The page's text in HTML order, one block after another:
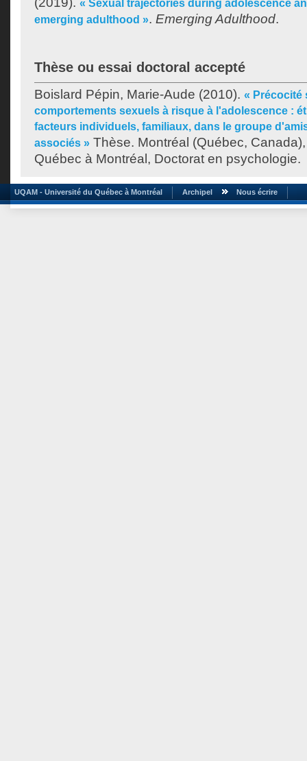
« Sexual trajectories during adolescence
emerging adulthood ». Emerging Adulthood.
Thèse ou essai doctoral accepté
Boislard Pépin, Marie-Aude (2010). « Précocité
comportements sexuels à risque à l'adolescence :
facteurs individuels, familiaux, dans le groupe
associés » Thèse. Montréal (Québec,
Québec à Montréal, Doctorat en psychologie.
UQAM - Université du Québec à Montréal Archipel Nous écrire